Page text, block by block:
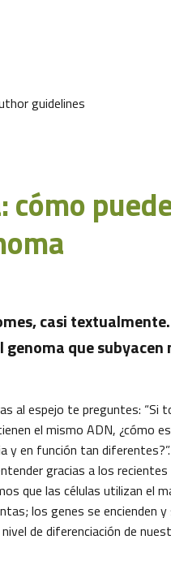
guidelines
cómo
casi
que subyacen
al espejo te preguntes: “Si
el mismo ADN, ¿cómo
y en función tan
gracias a los recientes
que las células utilizan el
los genes se encienden y
de diferenciación de